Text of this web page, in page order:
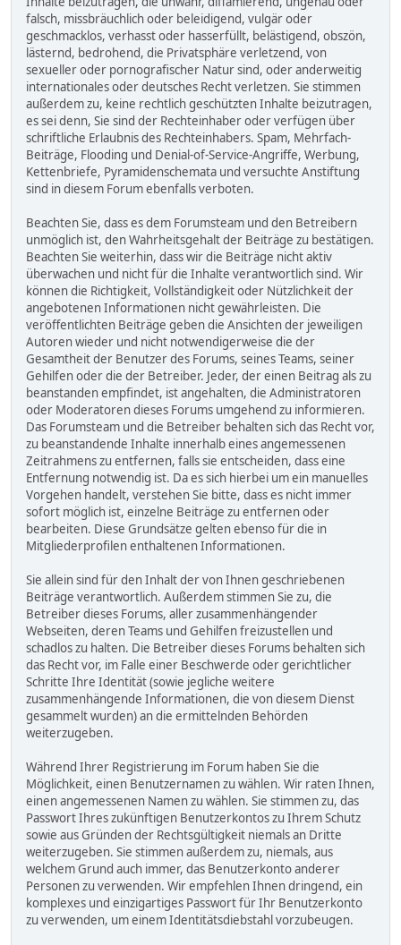
falsch, missbräuchlich oder beleidigend, vulgär oder
geschmacklos, verhasst oder hasserfüllt, belästigend, obszön,
lästernd, bedrohend, die Privatsphäre verletzend, von
sexueller oder pornografischer Natur sind, oder anderweitig
internationales oder deutsches Recht verletzen. Sie stimmen
außerdem zu, keine rechtlich geschützten Inhalte beizutragen,
es sei denn, Sie sind der Rechteinhaber oder verfügen über
schriftliche Erlaubnis des Rechteinhabers. Spam, Mehrfach-
Beiträge, Flooding und Denial-of-Service-Angriffe, Werbung,
Kettenbriefe, Pyramidenschemata und versuchte Anstiftung
sind in diesem Forum ebenfalls verboten.
Beachten Sie, dass es dem Forumsteam und den Betreibern
unmöglich ist, den Wahrheitsgehalt der Beiträge zu bestätigen.
Beachten Sie weiterhin, dass wir die Beiträge nicht aktiv
überwachen und nicht für die Inhalte verantwortlich sind. Wir
können die Richtigkeit, Vollständigkeit oder Nützlichkeit der
angebotenen Informationen nicht gewährleisten. Die
veröffentlichten Beiträge geben die Ansichten der jeweiligen
Autoren wieder und nicht notwendigerweise die der
Gesamtheit der Benutzer des Forums, seines Teams, seiner
Gehilfen oder die der Betreiber. Jeder, der einen Beitrag als zu
beanstanden empfindet, ist angehalten, die Administratoren
oder Moderatoren dieses Forums umgehend zu informieren.
Das Forumsteam und die Betreiber behalten sich das Recht vor,
zu beanstandende Inhalte innerhalb eines angemessenen
Zeitrahmens zu entfernen, falls sie entscheiden, dass eine
Entfernung notwendig ist. Da es sich hierbei um ein manuelles
Vorgehen handelt, verstehen Sie bitte, dass es nicht immer
sofort möglich ist, einzelne Beiträge zu entfernen oder
bearbeiten. Diese Grundsätze gelten ebenso für die in
Mitgliederprofilen enthaltenen Informationen.
Sie allein sind für den Inhalt der von Ihnen geschriebenen
Beiträge verantwortlich. Außerdem stimmen Sie zu, die
Betreiber dieses Forums, aller zusammenhängender
Webseiten, deren Teams und Gehilfen freizustellen und
schadlos zu halten. Die Betreiber dieses Forums behalten sich
das Recht vor, im Falle einer Beschwerde oder gerichtlicher
Schritte Ihre Identität (sowie jegliche weitere
zusammenhängende Informationen, die von diesem Dienst
gesammelt wurden) an die ermittelnden Behörden
weiterzugeben.
Während Ihrer Registrierung im Forum haben Sie die
Möglichkeit, einen Benutzernamen zu wählen. Wir raten Ihnen,
einen angemessenen Namen zu wählen. Sie stimmen zu, das
Passwort Ihres zukünftigen Benutzerkontos zu Ihrem Schutz
sowie aus Gründen der Rechtsgültigkeit niemals an Dritte
weiterzugeben. Sie stimmen außerdem zu, niemals, aus
welchem Grund auch immer, das Benutzerkonto anderer
Personen zu verwenden. Wir empfehlen Ihnen dringend, ein
komplexes und einzigartiges Passwort für Ihr Benutzerkonto
zu verwenden, um einem Identitätsdiebstahl vorzubeugen.